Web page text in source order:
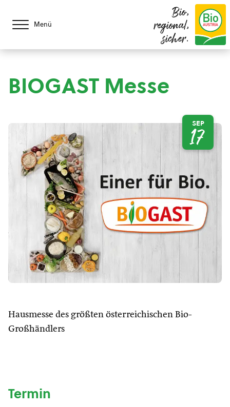
Menü
Bio,
regional,
sicher.
BIOGAST Messe
SEP
17
Hausmesse des größten österreichischen Bio-
Großhändlers
Termin